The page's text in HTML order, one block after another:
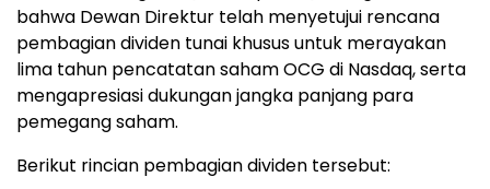
bahwa Dewan Direktur telah menyetujui rencana
pembagian dividen tunai khusus untuk merayakan
lima tahun pencatatan saham OCG di Nasdaq, serta
mengapresiasi dukungan jangka panjang para
pemegang saham.
Berikut rincian pembagian dividen tersebut: